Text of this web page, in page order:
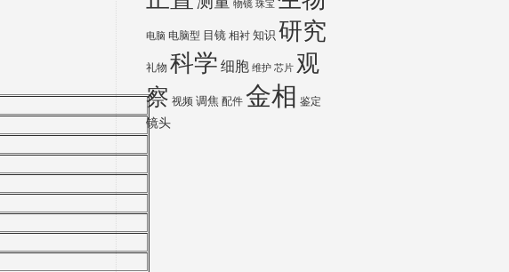
物镜 珠宝
电脑 电脑型 目镜 相衬 知识 研究
礼物 科学 细胞 维护 芯片 观
察 视频 调焦 配件 金相 鉴定
镜头